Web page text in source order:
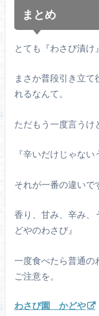
まとめ
とても『わさび漬け
まさか普段引き立
れるなんて。
ただもう一度言うけ
『辛いだけじゃない
それが一番の違いで
香り、甘み、辛み、
どやのわさび』
一度食べたら普通の
ご注意を。
わさび園 かどや